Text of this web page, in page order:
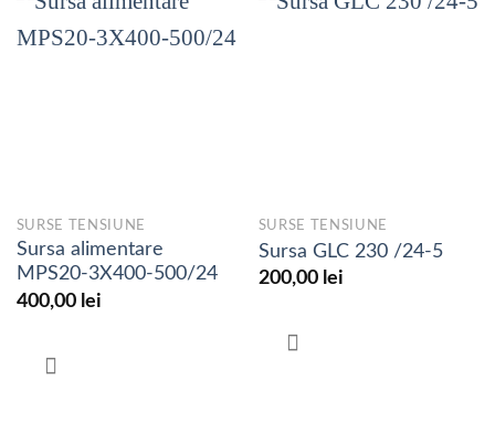
SURSE TENSIUNE
Sursa alimentare
MPS20-3X400-500/24
400,00 lei
SURSE TENSIUNE
Sursa GLC 230 /24-5
200,00 lei